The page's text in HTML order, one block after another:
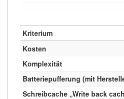
Kriterium
Kosten
Komplexität
Batteriepufferung (mit
Schreibcache „Write back